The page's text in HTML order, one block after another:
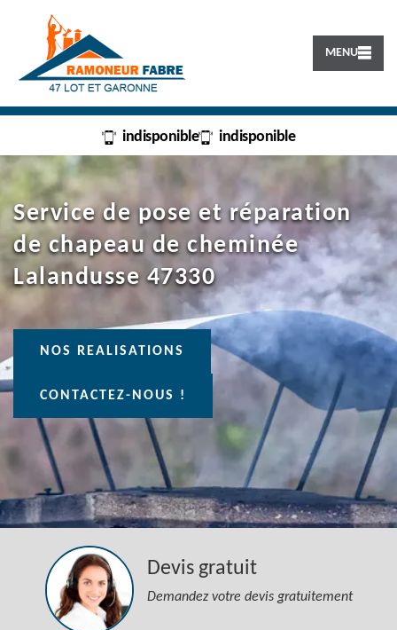
MENU
indisponible indisponible
Service de pose et réparation
de chapeau de cheminée
Lalandusse 47330
NOS REALISATIONS
CONTACTEZ-NOUS !
Devis gratuit
Demandez votre devis gratuitement